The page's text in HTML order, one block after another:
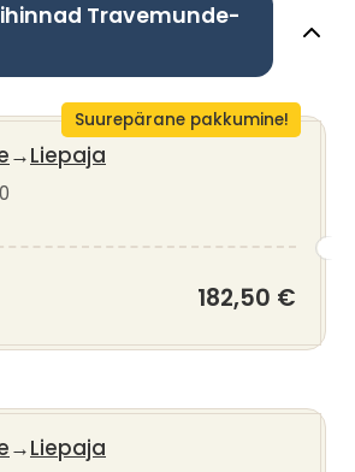
Travemunde-
Suurepärane pakkumine!
→Liepaja
182,50 €
→Liepaja